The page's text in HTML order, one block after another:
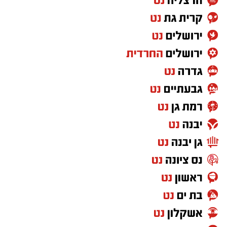
קורט מלח
למילוי:
1/2 כוס ממרח חלוה של "אחוה"
1/2 כוס
סוכר של "אחוה
אופן ההכנה
מכינים את הבלילה: בקערה טורפים את
הביצים, הסוכר ותמצית הווניל.
מוסיפים את השמן והחלב וממשיכים לטרוף
עד לקבלת תערובת אחידה.
מנפים פנימה את הקמח, אבקת האפייה
ישראל נט
רמת גן חינוך
רמת גן עיריה